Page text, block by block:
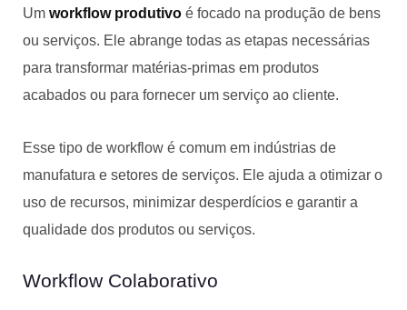
Um workflow produtivo é focado na produção de bens
ou serviços. Ele abrange todas as etapas necessárias
para transformar matérias-primas em produtos
acabados ou para fornecer um serviço ao cliente.
Esse tipo de workflow é comum em indústrias de
manufatura e setores de serviços. Ele ajuda a otimizar o
uso de recursos, minimizar desperdícios e garantir a
qualidade dos produtos ou serviços.
Workflow Colaborativo